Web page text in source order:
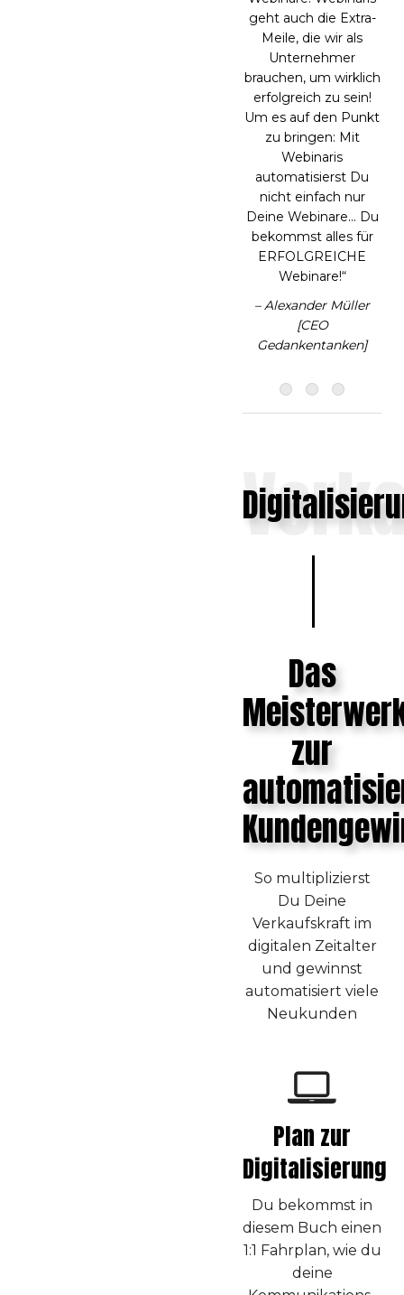
getestet und nach 14
Tagen und 2.500
Teilnehmern über
400 neue Kunden
gewonnen. Die
Conversion ist genau
so gut wie bei Live-
Webinaren! Ein tolles
Ergebnis! Dadurch
hat WEBINARIS
mein Online-
Marketing auf eine
neue Ebene
gebracht.“
– Marcel Schlee
[Online-
Unternehmer]
Das
zur
So multiplizierst
Du Deine
Verkaufskraft im
digitalen Zeitalter
und gewinnst
automatisiert viele
Neukunden
Plan zur
Digitalisierung
Du bekommst in
diesem Buch einen
1:1 Fahrplan, wie du
deine